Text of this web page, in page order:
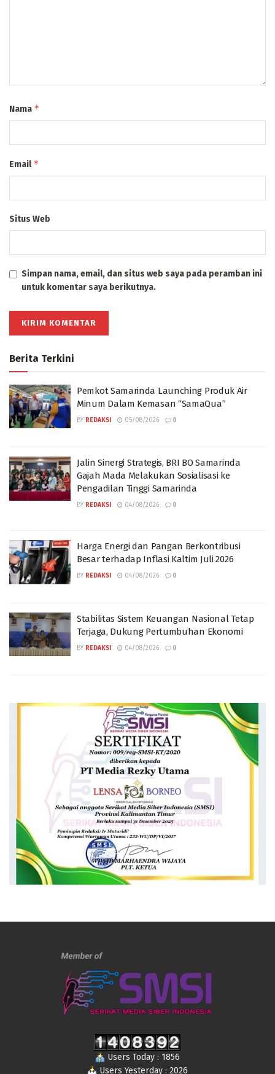
Nama *
Email*
Situs Web
Simpan nama, email, dan situs web saya pada peramban ini
untuk komentar saya berikutnya.
Berita Terkini
Pemkot Samarinda Launching Produk Air
Minum Dalam Kemasan “SamaQua”
BY REDAKSI 05/08/2026 0
Jalin Sinergi Strategis, BRI BO Samarinda
Gajah Mada Melakukan Sosialisasi ke
Pengadilan Tinggi Samarinda
BY REDAKSI 04/08/2026 0
Harga Energi dan Pangan Berkontribusi
Besar terhadap Inflasi Kaltim Juli 2026
BY REDAKSI 04/08/2026 0
Stabilitas Sistem Keuangan Nasional Tetap
Terjaga, Dukung Pertumbuhan Ekonomi
BY REDAKSI 04/08/2026 0
Users Today : 1856
Users Yesterday : 2026